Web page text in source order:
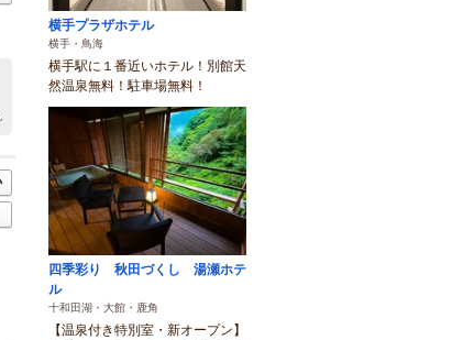
横手プラザホテル
横手・鳥海
横手駅に１番近いホテル！別館天
然温泉無料！駐車場無料！
四季彩り 秋田づくし 湯瀬ホテ
ル
十和田湖・大館・鹿角
【温泉付き特別室・新オープン】